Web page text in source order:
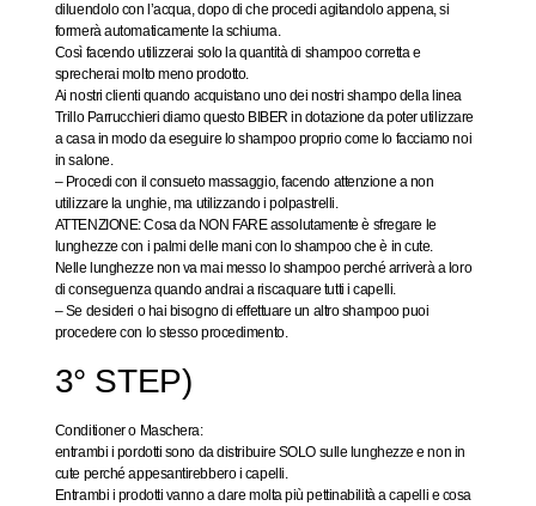
diluendolo con l’acqua, dopo di che procedi agitandolo appena, si
formerà automaticamente la schiuma.
Così facendo utilizzerai solo la quantità di shampoo corretta e
sprecherai molto meno prodotto.
Ai nostri clienti quando acquistano uno dei nostri shampo della linea
Trillo Parrucchieri diamo questo BIBER in dotazione da poter utilizzare
a casa in modo da eseguire lo shampoo proprio come lo facciamo noi
in salone.
– Procedi con il consueto massaggio, facendo attenzione a non
utilizzare la unghie, ma utilizzando i polpastrelli.
ATTENZIONE: Cosa da NON FARE assolutamente è sfregare le
lunghezze con i palmi delle mani con lo shampoo che è in cute.
Nelle lunghezze non va mai messo lo shampoo perché arriverà a loro
di conseguenza quando andrai a riscaquare tutti i capelli.
– Se desideri o hai bisogno di effettuare un altro shampoo puoi
procedere con lo stesso procedimento.
3° STEP)
Conditioner o Maschera:
entrambi i pordotti sono da distribuire SOLO sulle lunghezze e non in
cute perché appesantirebbero i capelli.
Entrambi i prodotti vanno a dare molta più pettinabilità a capelli e cosa